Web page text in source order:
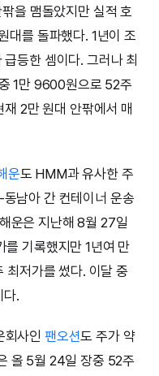
을 맴돌았지만 실적 호
대를 돌파했다. 1년이 조
등한 셈이다. 그러나 최
1만 9600원으로 52주
2만 원대 안팎에서 매
운도 HMM과 유사한 주
남아 간 컨테이너 운송
운은 지난해 8월 27일
기록했지만 1년여 만
저가를 썼다. 이달 중
다.
회사인 팬오션도 주가 약
올 5월 24일 장중 52주